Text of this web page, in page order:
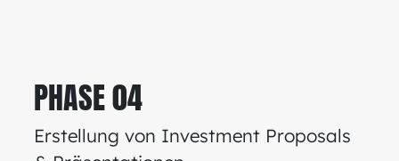
PHASE 04
Erstellung von Investment Proposals